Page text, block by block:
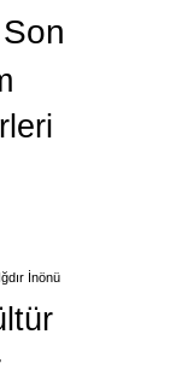
Iğdır İnönü